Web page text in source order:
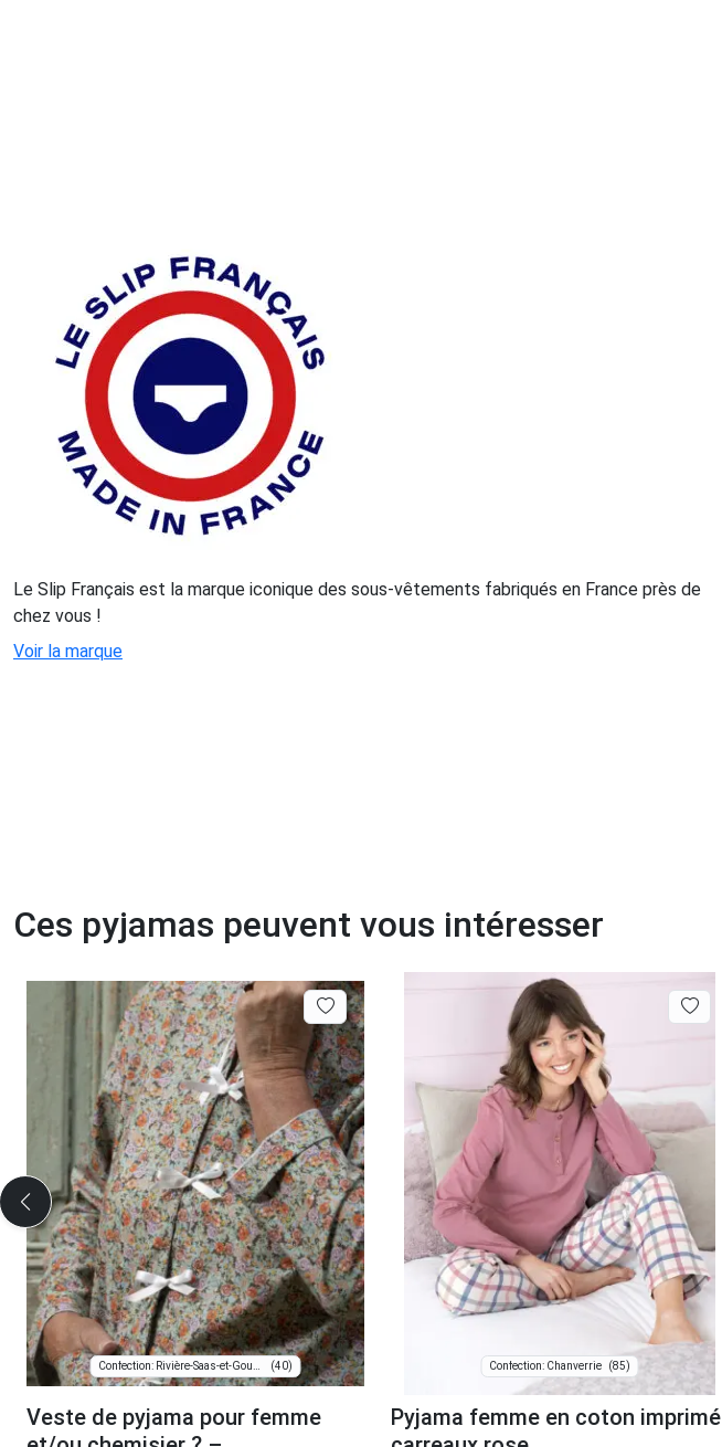
Le Slip Français est la marque iconique des sous-vêtements fabriqués en France près de
chez vous !
Voir la marque
Ces pyjamas peuvent vous intéresser
Confection: Rivière-Saas-et-Gourby (40)
Veste de pyjama pour femme
Confection: Chanverrie (85)
Pyjama femme en coton imprimé